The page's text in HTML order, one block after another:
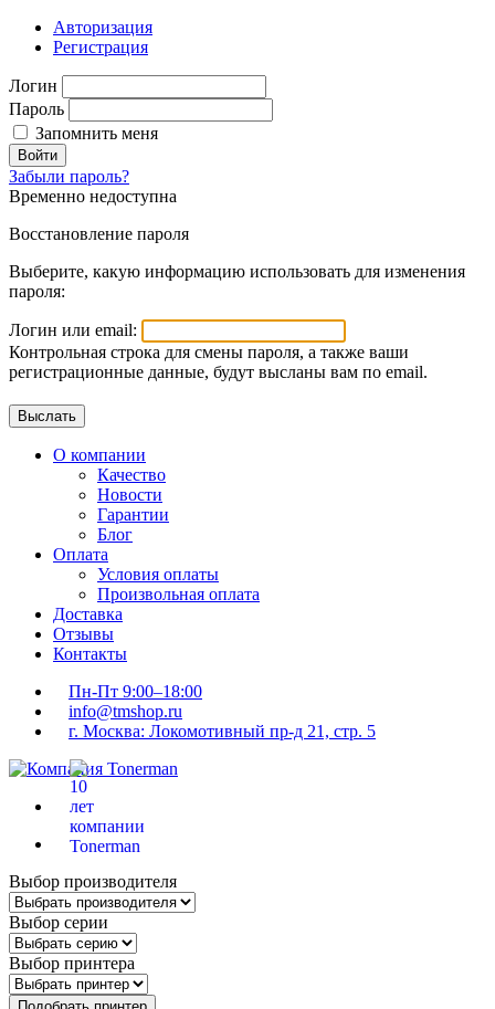
Авторизация
Регистрация
Логин
Пароль
Запомнить меня
Войти
Забыли пароль?
Временно недоступна
Восстановление пароля
Выберите, какую информацию использовать для изменения
пароля:
Логин или email:
Контрольная строка для смены пароля, а также ваши
регистрационные данные, будут высланы вам по email.
О компании
Качество
Новости
Гарантии
Блог
Оплата
Условия оплаты
Произвольная оплата
Доставка
Отзывы
Контакты
Пн-Пт 9:00–18:00
info@tmshop.ru
г. Москва: Локомотивный пр-д 21, стр. 5
Выбор производителя
Выбор серии
Выбор принтера